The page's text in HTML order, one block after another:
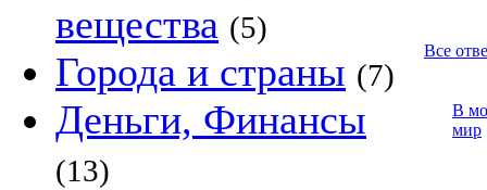
вещества (5)
Города и страны (7)
Деньги, Финансы
(13)
Все
В
мир